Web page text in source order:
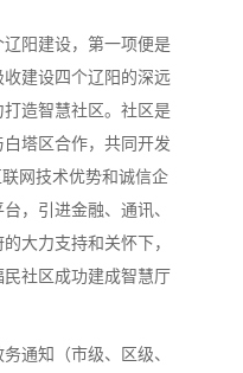
阳建设，第一项便是
建设四个辽阳的深远
造智慧社区。社区是
塔区合作，共同开发
网技术优势和诚信企
，引进金融、通讯、
大力支持和关怀下，
社区成功建成智慧厅
通知（市级、区级、